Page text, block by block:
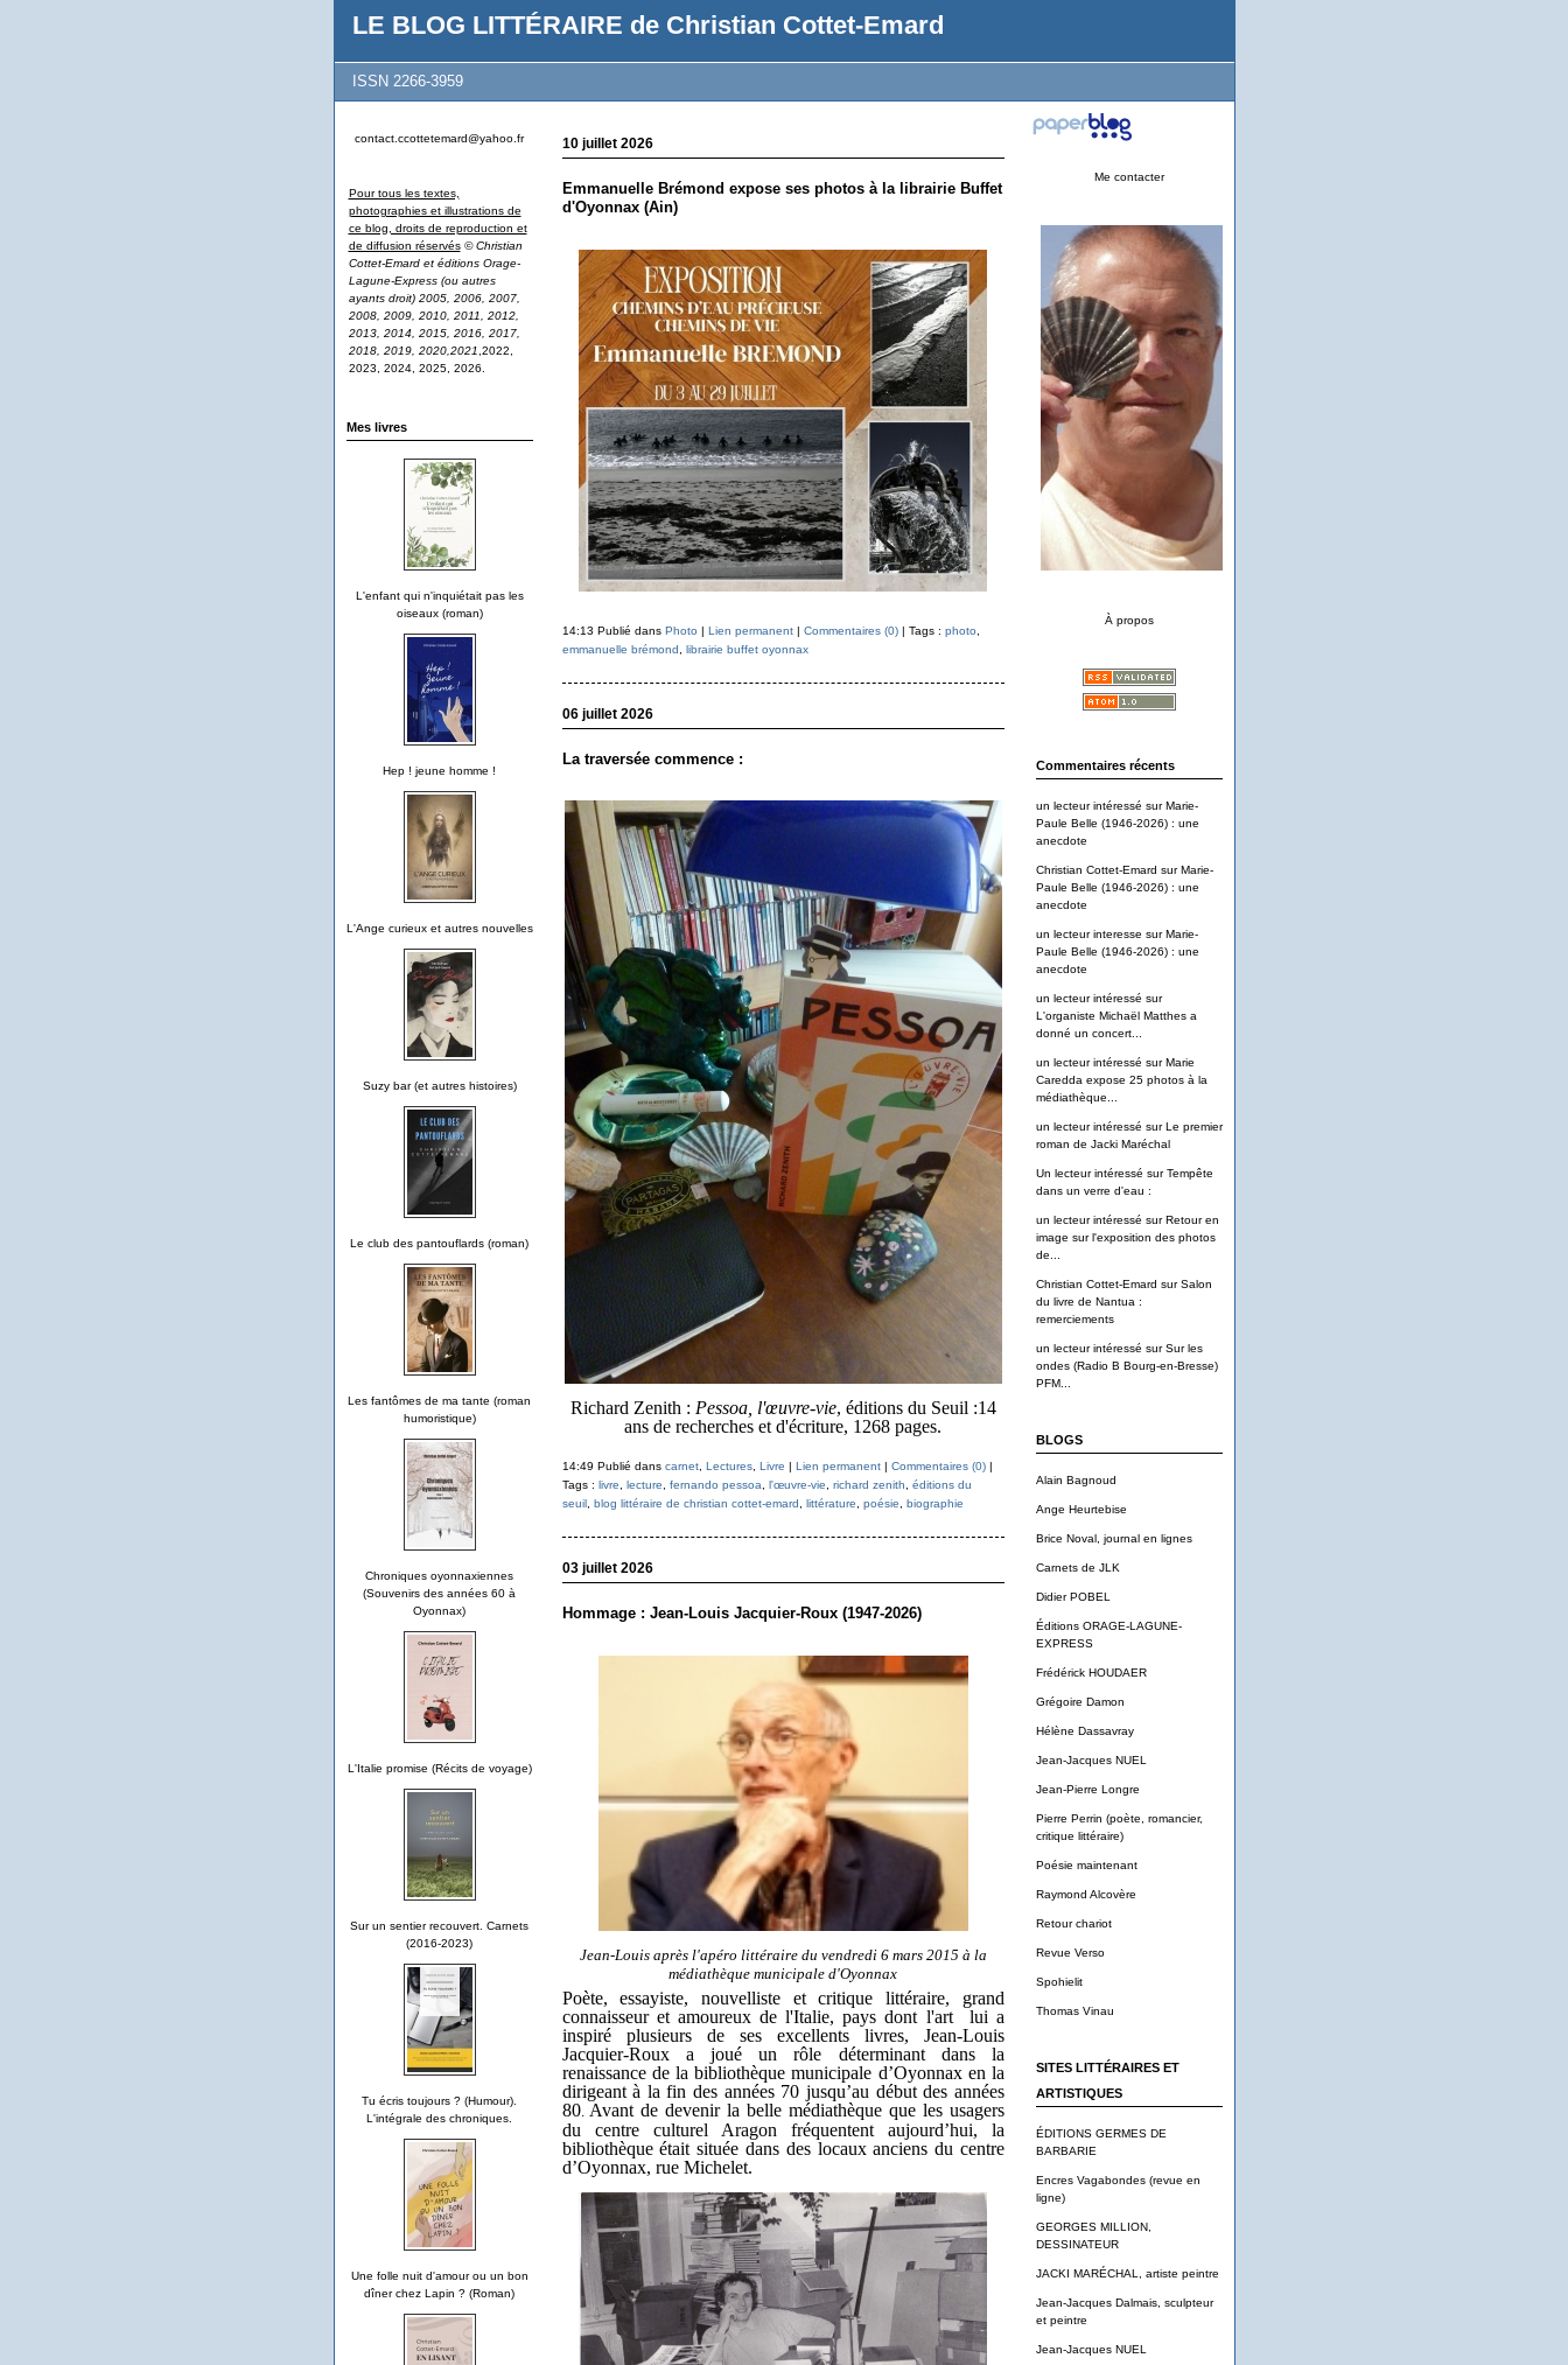
LE BLOG LITTÉRAIRE de Christian Cottet-Emard
ISSN 2266-3959
contact.ccottetemard@yahoo.fr
Pour tous les textes,
photographies et illustrations de
ce blog, droits de reproduction et
de diffusion réservés © Christian
Cottet-Emard et éditions Orage-
Lagune-Express (ou autres
ayants droit) 2005, 2006, 2007,
2008, 2009, 2010, 2011, 2012,
2013, 2014, 2015, 2016, 2017,
2018, 2019, 2020,2021 ,2022,
2023, 2024, 2025, 2026.
Mes livres
L'enfant qui n'inquiétait pas les
oiseaux (roman)
Hep ! jeune homme !
L'Ange curieux et autres nouvelles
Suzy bar (et autres histoires)
Le club des pantouflards (roman)
Les fantômes de ma tante (roman
humoristique)
Chroniques oyonnaxiennes
(Souvenirs des années 60 à
Oyonnax)
L'Italie promise (Récits de voyage)
Sur un sentier recouvert. Carnets
(2016-2023)
Tu écris toujours ? (Humour).
L'intégrale des chroniques.
Une folle nuit d'amour ou un bon
dîner chez Lapin ? (Roman)
Me contacter
À propos
Commentaires récents
un lecteur intéressé surMarie-
Paule Belle (1946-2026) : une
anecdote
Christian Cottet-Emard surMarie-
Paule Belle (1946-2026) : une
anecdote
un lecteur interesse surMarie-
Paule Belle (1946-2026) : une
anecdote
un lecteur intéressé sur
L'organiste Michaël Matthes a
donné un concert...
un lecteur intéressé surMarie
Caredda expose 25 photos à la
médiathèque...
un lecteur intéressé surLe premier
roman de Jacki Maréchal
Un lecteur intéressé surTempête
dans un verre d'eau :
un lecteur intéressé surRetour en
image sur l'exposition des photos
de...
Christian Cottet-Emard surSalon
du livre de Nantua :
remerciements
un lecteur intéressé surSur les
ondes (Radio B Bourg-en-Bresse)
PFM...
BLOGS
Alain Bagnoud
Ange Heurtebise
Brice Noval, journal en lignes
Carnets de JLK
Didier POBEL
Éditions ORAGE-LAGUNE-
EXPRESS
Frédérick HOUDAER
Grégoire Damon
Hélène Dassavray
Jean-Jacques NUEL
Jean-Pierre Longre
Pierre Perrin (poète, romancier,
critique littéraire)
Poésie maintenant
Raymond Alcovère
Retour chariot
Revue Verso
Spohielit
Thomas Vinau
SITES LITTÉRAIRES ET
ARTISTIQUES
ÉDITIONS GERMES DE
BARBARIE
Encres Vagabondes (revue en
ligne)
GEORGES MILLION,
DESSINATEUR
JACKI MARÉCHAL, artiste peintre
Jean-Jacques Dalmais, sculpteur
et peintre
Jean-Jacques NUEL
10 juillet 2026
Emmanuelle Brémond expose ses photos à la librairie Buffet
d'Oyonnax (Ain)
14:13 Publié dans Photo | Lien permanent| Commentaires (0)| Tags : photo
emmanuelle brémond
librairie buffet oyonnax
06 juillet 2026
La traversée commence :
Richard Zenith : Pessoa, l'œuvre-vie, éditions du Seuil :14
ans de recherches et d'écriture, 1268 pages.
14:49 Publié dans carnet, Lectures, Livre | Lien permanent| Commentaires (0)|
Tags : livre, lecture, fernando pessoa, l'œuvre-vie, richard zenith, éditions du
seuil, blog littéraire de christian cottet-emard, littérature, poésie, biographie
03 juillet 2026
Hommage : Jean-Louis Jacquier-Roux (1947-2026)
Jean-Louis après l'apéro littéraire du vendredi 6 mars 2015 à la
médiathèque municipale d'Oyonnax
Poète, essayiste, nouvelliste et critique littéraire, grand
connaisseur et amoureux de l'Italie, pays dont l'art lui a
inspiré plusieurs de ses excellents livres, Jean-Louis
Jacquier-Roux a joué un rôle déterminant dans la
renaissance de la bibliothèque municipale d’Oyonnax en la
dirigeant à la fin des années 70 jusqu’au début des années
80. Avant de devenir la belle médiathèque que les usagers
du centre culturel Aragon fréquentent aujourd’hui, la
bibliothèque était située dans des locaux anciens du centre
d’Oyonnax, rue Michelet.